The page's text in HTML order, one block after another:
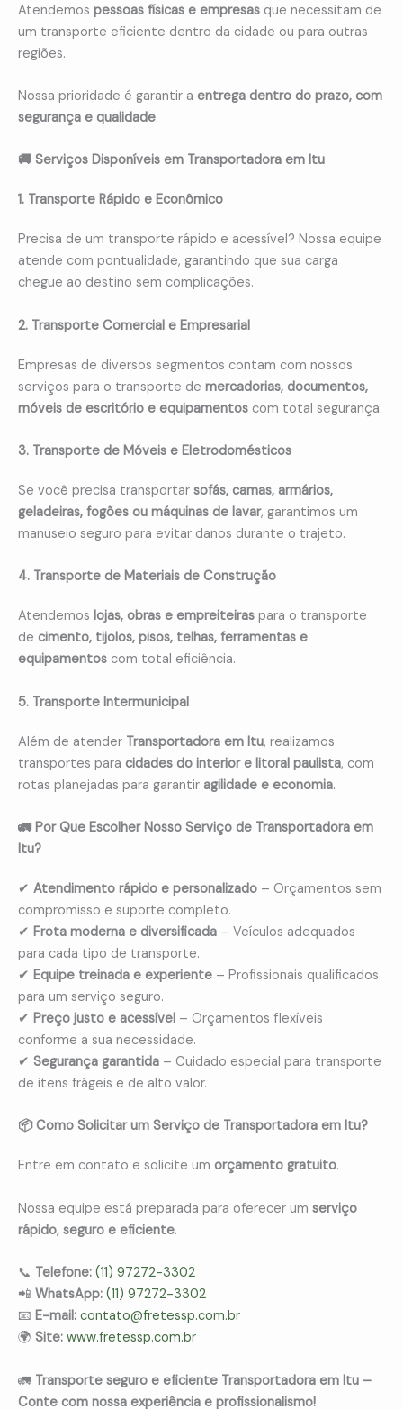
Atendemos pessoas físicas e empresas que necessitam de
um transporte eficiente dentro da cidade ou para outras
regiões.
Nossa prioridade é garantir a entrega dentro do prazo, com
segurança e qualidade.
🚚 Serviços Disponíveis em Transportadora em Itu
1. Transporte Rápido e Econômico
Precisa de um transporte rápido e acessível? Nossa equipe
atende com pontualidade, garantindo que sua carga
chegue ao destino sem complicações.
2. Transporte Comercial e Empresarial
Empresas de diversos segmentos contam com nossos
serviços para o transporte de mercadorias, documentos,
móveis de escritório e equipamentos com total segurança.
3. Transporte de Móveis e Eletrodomésticos
Se você precisa transportar sofás, camas, armários,
geladeiras, fogões ou máquinas de lavar, garantimos um
manuseio seguro para evitar danos durante o trajeto.
4. Transporte de Materiais de Construção
Atendemos lojas, obras e empreiteiras para o transporte
de cimento, tijolos, pisos, telhas, ferramentas e
equipamentos com total eficiência.
5. Transporte Intermunicipal
Além de atender Transportadora em Itu, realizamos
transportes para cidades do interior e litoral paulista, com
rotas planejadas para garantir agilidade e economia.
🚛 Por Que Escolher Nosso Serviço de Transportadora em
Itu?
✔ Atendimento rápido e personalizado – Orçamentos sem
compromisso e suporte completo.
✔ Frota moderna e diversificada – Veículos adequados
para cada tipo de transporte.
✔ Equipe treinada e experiente – Profissionais qualificados
para um serviço seguro.
✔ Preço justo e acessível – Orçamentos flexíveis
conforme a sua necessidade.
✔ Segurança garantida – Cuidado especial para transporte
de itens frágeis e de alto valor.
📦 Como Solicitar um Serviço de Transportadora em Itu?
Entre em contato e solicite um orçamento gratuito.
Nossa equipe está preparada para oferecer um serviço
rápido, seguro e eficiente.
📞 Telefone: (11) 97272-3302
📲 WhatsApp: (11) 97272-3302
📧 E-mail: contato@fretessp.com.br
🌍 Site: www.fretessp.com.br
🚛 Transporte seguro e eficiente Transportadora em Itu –
Conte com nossa experiência e profissionalismo!